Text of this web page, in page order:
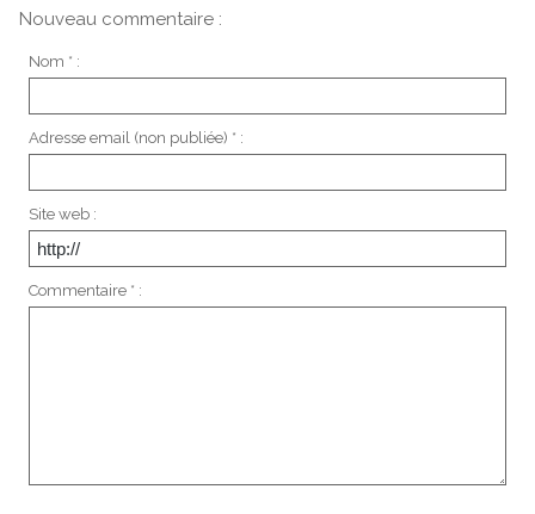
Nouveau commentaire :
Nom * :
Adresse email (non publiée) * :
Site web :
Commentaire * :